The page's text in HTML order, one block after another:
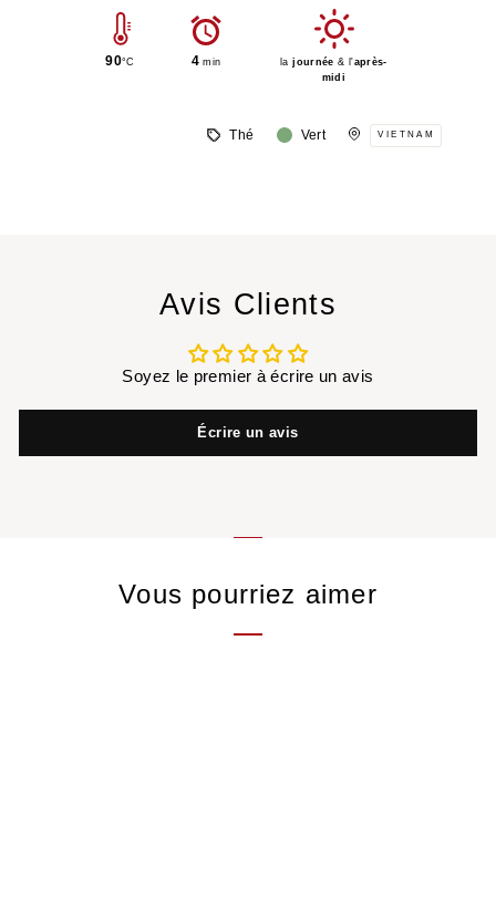
90°C 4min lajournée & l'après-
midi
Thé Vert VIETNAM
Avis Clients
Soyez le premier à écrire un avis
Écrire un avis
Vous pourriez aimer